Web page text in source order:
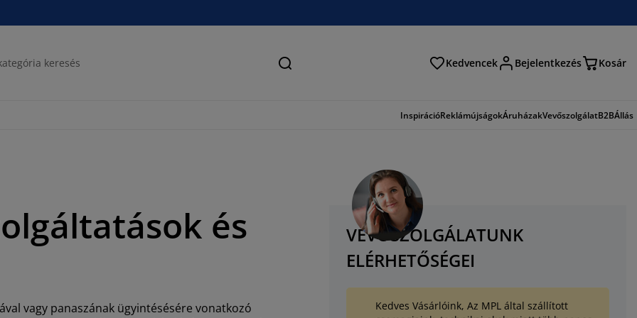
Keresés Kedvencek Bejelentkezés Kosár
InspirációReklámújságokÁruházakVevőszolgálatB2BÁllás
és
vagy panaszának ügyintésésére vonatkozó
VEVŐSZOLGÁLATUNK
ELÉRHETŐSÉGEI
Kedves Vásárlóink, Az MPL által szállított